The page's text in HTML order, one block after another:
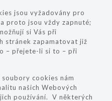
jsou vyžadovány pro
proto jsou vždy zapnuté;
si Vás při
stránek zapamatovat již
– přejete-li si to – při
cookies nám
našich Webových
používání. V některých